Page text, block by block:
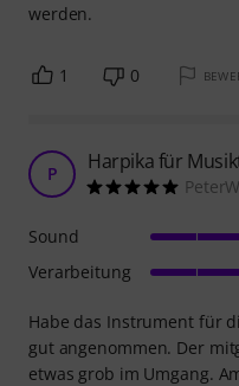
werden.
1 0
P Harpika für
Habe das Instrument für
gut angenommen. Der
etwas grob im Umgang.
Sound
Verarbeitung